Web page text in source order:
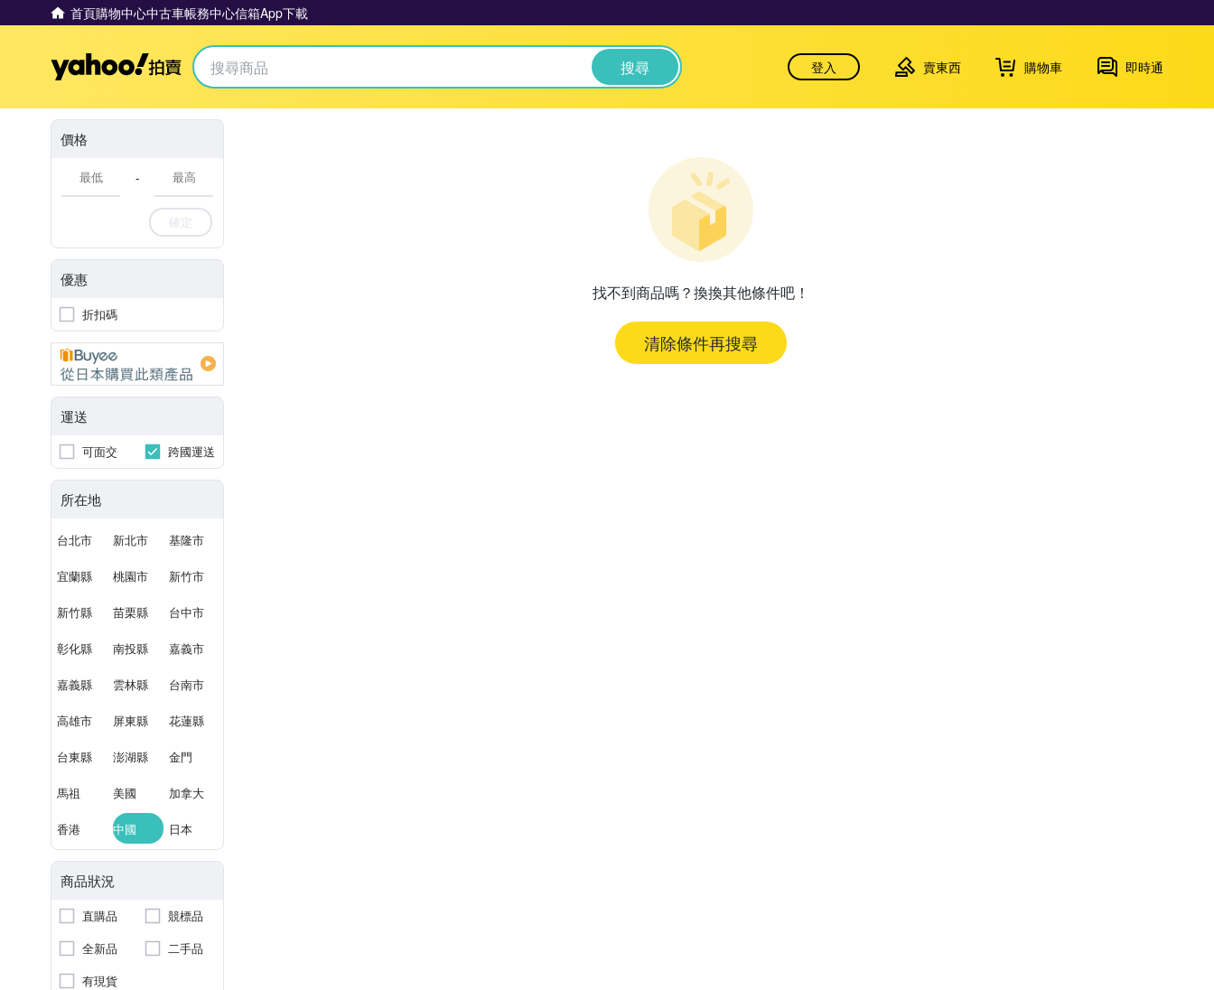
首頁購物中心中古車帳務中心信箱App下載
Yahoo拍賣 搜尋 登入 賣東西 購物車 即時通
價格
-
確定
優惠
折扣碼
運送
可面交 跨國運送
所在地
台北市 新北市 基隆市
宜蘭縣 桃園市 新竹市
新竹縣 苗栗縣 台中市
彰化縣 南投縣 嘉義市
嘉義縣 雲林縣 台南市
高雄市 屏東縣 花蓮縣
台東縣 澎湖縣 金門
馬祖 美國 加拿大
香港 中國 日本
商品狀況
直購品
競標品
全新品
二手品
有現貨
找不到商品嗎？換換其他條件吧！
清除條件再搜尋